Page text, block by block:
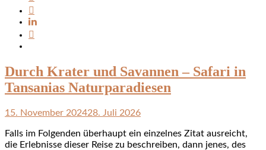
Durch Krater und Savannen – Safari in
Tansanias Naturparadiesen
15. November 202428. Juli 2026
Falls im Folgenden überhaupt ein einzelnes Zitat ausreicht,
die Erlebnisse dieser Reise zu beschreiben, dann jenes, des